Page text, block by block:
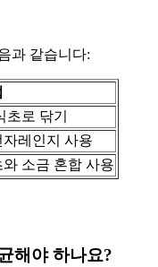
과 같습니다:
로 닦기
레인지 사용
소금 혼합 사용
해야 하나요?